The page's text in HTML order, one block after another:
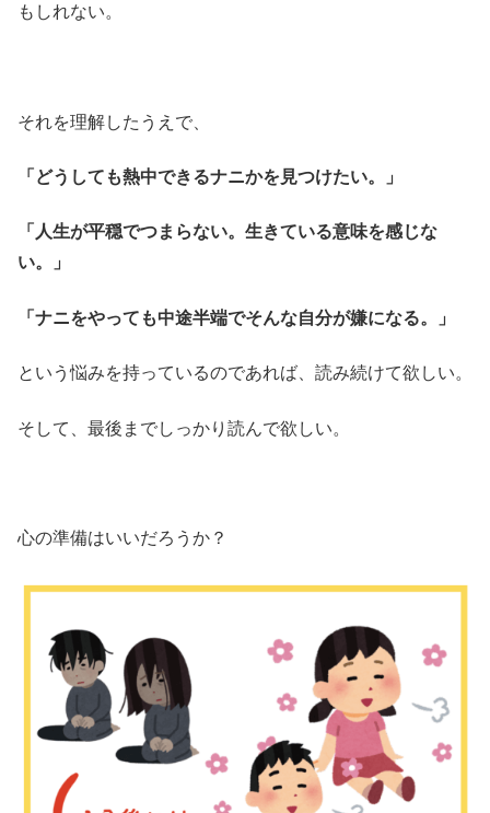
もしれない。
それを理解したうえで、
「どうしても熱中できるナニかを見つけたい。」
「人生が平穏でつまらない。生きている意味を感じな
い。」
「ナニをやっても中途半端でそんな自分が嫌になる。」
という悩みを持っているのであれば、読み続けて欲しい。
そして、最後までしっかり読んで欲しい。
心の準備はいいだろうか？